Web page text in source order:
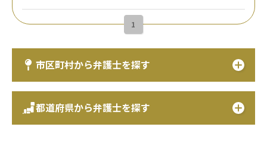
1
市区町村から弁護士を探す
都道府県から弁護士を探す